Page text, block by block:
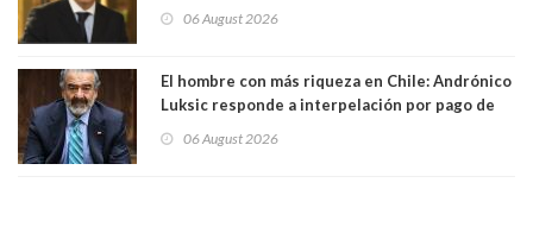
06 August 2026
El hombre con más riqueza en Chile: Andrónico
Luksic responde a interpelación por pago de
día que me muera”
06 August 2026